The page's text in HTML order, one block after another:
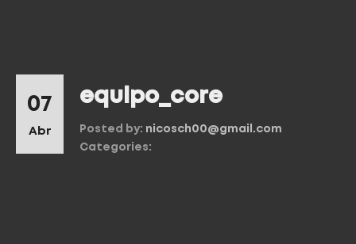
equipo_core
Posted by: nicosch00@gmail.com
Categories:
07
Abr